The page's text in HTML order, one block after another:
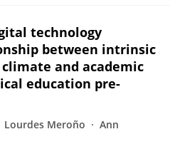
technology
between intrinsic
and academic
education pre-
Lourdes Meroño
Ann